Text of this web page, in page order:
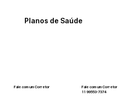
Planos de Saúde
Fale com um Corretor
Fale com um Corretor
11 99553-7374